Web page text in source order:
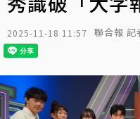
2025-11-18 11:57 聯合報 記